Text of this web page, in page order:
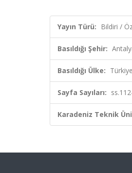
Yayın Türü: Bildiri /
Basıldığı Şehir:
Basıldığı Ülke: Türkiye
Sayfa Sayıları:
Karadeniz Teknik